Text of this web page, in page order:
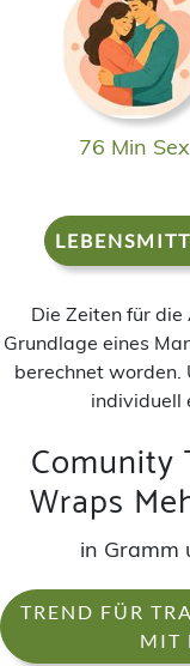
76 Min Sex
Die Zeiten für
Grundlage eines
berechnet worden.
individuell
Comunity
Wraps
in Gramm
TREND FÜR
MIT